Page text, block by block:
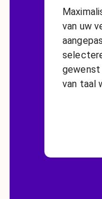
van uw
gewenst
van taal